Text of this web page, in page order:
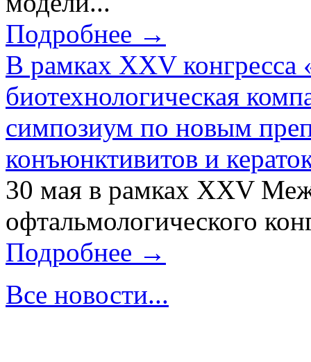
Подробнее →
В рамках XXV конгресса
биотехнологическая
симпозиум по новым
конъюнктивитов и
30 мая в рамках XXV
офтальмологического
Подробнее →
Все новости...